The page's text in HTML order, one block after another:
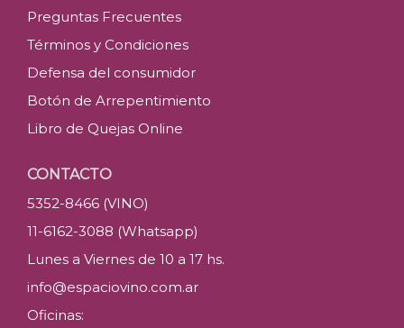
Preguntas Frecuentes
Términos y Condiciones
Defensa del consumidor
Botón de Arrepentimiento
Libro de Quejas Online
CONTACTO
5352-8466 (VINO)
11-6162-3088 (Whatsapp)
Lunes a Viernes de 10 a 17 hs.
info@espaciovino.com.ar
Oficinas: